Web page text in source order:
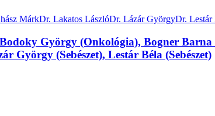
MárkDr. Lakatos LászlóDr. Lázár GyörgyDr. Lestár
György (Onkológia), Bogner
György (Sebészet), Lestár Béla (Sebészet)